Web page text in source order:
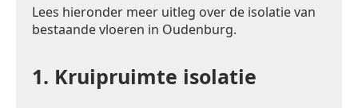
Lees hieronder meer uitleg over de isolatie van
bestaande vloeren in Oudenburg.
1. Kruipruimte isolatie